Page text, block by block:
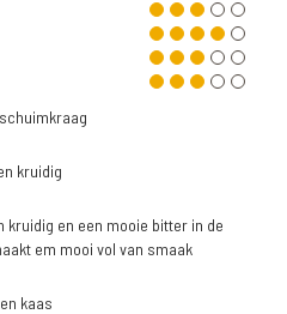
kruidig
kruidig en een mooie bitter in de
em mooi vol van smaak
kaas